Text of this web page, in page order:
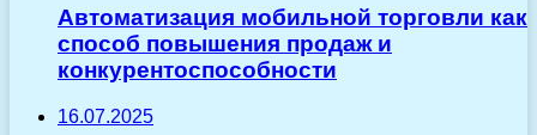
Автоматизация мобильной торговли как
способ повышения продаж и
конкурентоспособности
16.07.2025